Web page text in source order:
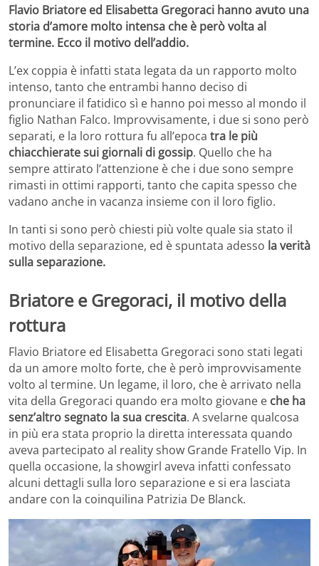
Flavio Briatore ed Elisabetta Gregoraci hanno avuto una
storia d’amore molto intensa che è però volta al
termine. Ecco il motivo dell’addio.
L’ex coppia è infatti stata legata da un rapporto molto
intenso, tanto che entrambi hanno deciso di
pronunciare il fatidico sì e hanno poi messo al mondo il
figlio Nathan Falco. Improvvisamente, i due si sono però
separati, e la loro rottura fu all’epoca tra le più
chiacchierate sui giornali di gossip. Quello che ha
sempre attirato l’attenzione è che i due sono sempre
rimasti in ottimi rapporti, tanto che capita spesso che
vadano anche in vacanza insieme con il loro figlio.
In tanti si sono però chiesti più volte quale sia stato il
motivo della separazione, ed è spuntata adesso la verità
sulla separazione.
Briatore e Gregoraci, il motivo della
rottura
Flavio Briatore ed Elisabetta Gregoraci sono stati legati
da un amore molto forte, che è però improvvisamente
volto al termine. Un legame, il loro, che è arrivato nella
vita della Gregoraci quando era molto giovane e che ha
senz’altro segnato la sua crescita. A svelarne qualcosa
in più era stata proprio la diretta interessata quando
aveva partecipato al reality show Grande Fratello Vip. In
quella occasione, la showgirl aveva infatti confessato
alcuni dettagli sulla loro separazione e si era lasciata
andare con la coinquilina Patrizia De Blanck.